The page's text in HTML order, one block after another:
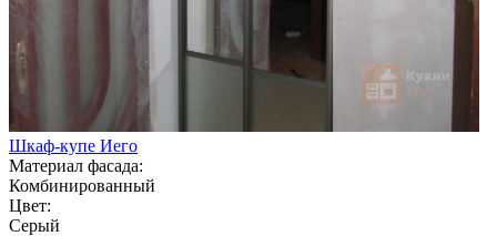
Шкаф-купе Иего
Материал фасада:
Комбинированный
Цвет:
Серый